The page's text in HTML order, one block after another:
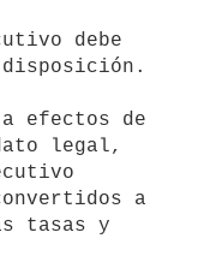
legal,
a
tasas y